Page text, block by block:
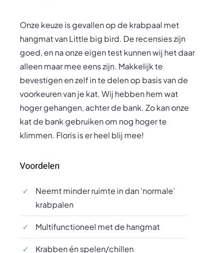
Onze keuze is gevallen op de krabpaal met
hangmat van Little big bird. De recensies zijn
goed, en na onze eigen test kunnen wij het daar
alleen maar mee eens zijn. Makkelijk te
bevestigen en zelf in te delen op basis van de
voorkeuren van je kat. Wij hebben hem wat
hoger gehangen, achter de bank. Zo kan onze
kat de bank gebruiken om nog hoger te
klimmen. Floris is er heel blij mee!
Voordelen
Neemt minder ruimte in dan ‘normale’
krabpalen
Multifunctioneel met de hangmat
Krabben én spelen/chillen